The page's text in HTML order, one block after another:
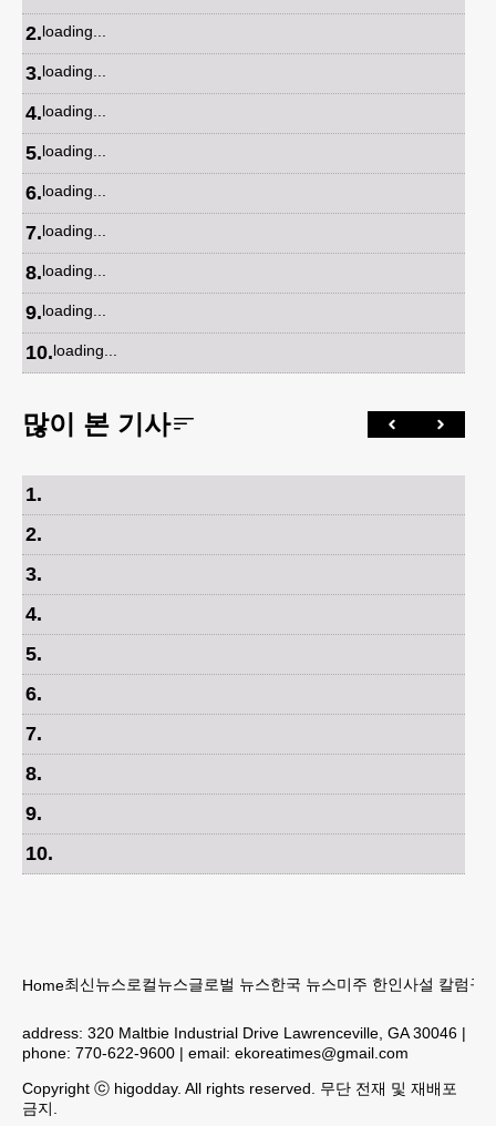
2.loading...
3.loading...
4.loading...
5.loading...
6.loading...
7.loading...
8.loading...
9.loading...
10.loading...
많이 본 기사
1.
2.
3.
4.
5.
6.
7.
8.
9.
10.
Home최신뉴스로컬뉴스글로벌 뉴스한국 뉴스미주 한인사설 칼럼구
address: 320 Maltbie Industrial Drive Lawrenceville, GA 30046 |
phone: 770-622-9600 | email: ekoreatimes@gmail.com
Copyright ⓒ higodday. All rights reserved. 무단 전재 및 재배포
금지.